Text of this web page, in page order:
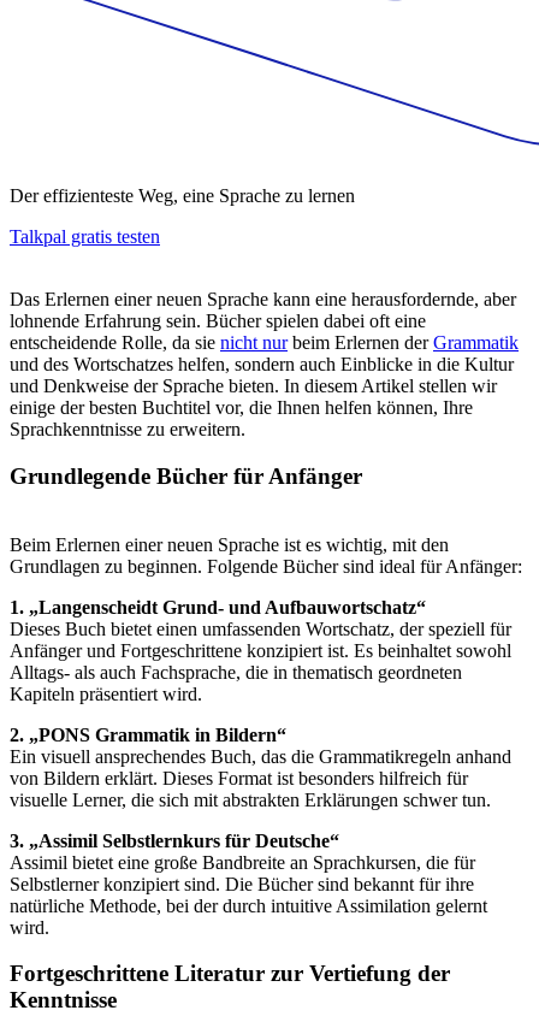
Der effizienteste Weg, eine Sprache zu lernen
Talkpal gratis testen
Das Erlernen einer neuen Sprache kann eine herausfordernde, aber
lohnende Erfahrung sein. Bücher spielen dabei oft eine
entscheidende Rolle, da sie nicht nurbeim Erlernen derGrammatik
und des Wortschatzes helfen, sondern auch Einblicke in die Kultur
und Denkweise der Sprache bieten. In diesem Artikel stellen wir
einige der besten Buchtitel vor, die Ihnen helfen können, Ihre
Sprachkenntnisse zu erweitern.
Grundlegende Bücher für Anfänger
Beim Erlernen einer neuen Sprache ist es wichtig, mit den
Grundlagen zu beginnen. Folgende Bücher sind ideal für Anfänger:
1. „Langenscheidt Grund- und Aufbauwortschatz“
Dieses Buch bietet einen umfassenden Wortschatz, der speziell für
Anfänger und Fortgeschrittene konzipiert ist. Es beinhaltet sowohl
Alltags- als auch Fachsprache, die in thematisch geordneten
Kapiteln präsentiert wird.
2. „PONS Grammatik in Bildern“
Ein visuell ansprechendes Buch, das die Grammatikregeln anhand
von Bildern erklärt. Dieses Format ist besonders hilfreich für
visuelle Lerner, die sich mit abstrakten Erklärungen schwer tun.
3. „Assimil Selbstlernkurs für Deutsche“
Assimil bietet eine große Bandbreite an Sprachkursen, die für
Selbstlerner konzipiert sind. Die Bücher sind bekannt für ihre
natürliche Methode, bei der durch intuitive Assimilation gelernt
wird.
Fortgeschrittene Literatur zur Vertiefung der
Kenntnisse